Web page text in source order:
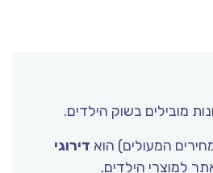
מובילים בשוק הילדים.
המעולים) הוא דירוגי
למוצרי הילדים.